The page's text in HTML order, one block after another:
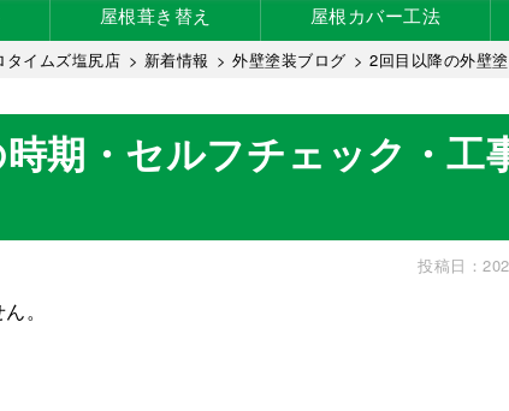
屋根葺き替え 屋根カバー工法
イムズ塩尻店 > 新着情報 > 外壁塗装ブログ > 2回目以降の外壁
期・セルフチェック・工
投稿日：
。